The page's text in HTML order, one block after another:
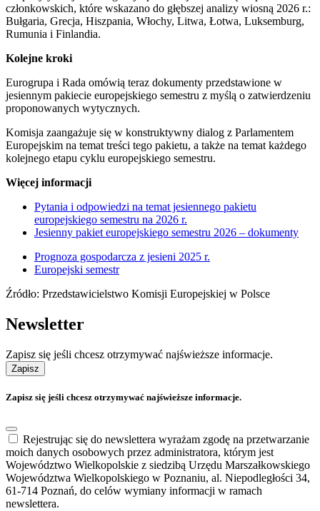
członkowskich, które wskazano do głębszej analizy wiosną 2026 r.:
Bułgaria, Grecja, Hiszpania, Włochy, Litwa, Łotwa, Luksemburg,
Rumunia i Finlandia.
Kolejne kroki
Eurogrupa i Rada omówią teraz dokumenty przedstawione w
jesiennym pakiecie europejskiego semestru z myślą o zatwierdzeniu
proponowanych wytycznych.
Komisja zaangażuje się w konstruktywny dialog z Parlamentem
Europejskim na temat treści tego pakietu, a także na temat każdego
kolejnego etapu cyklu europejskiego semestru.
Więcej informacji
Pytania i odpowiedzi na temat jesiennego pakietu
europejskiego semestru na 2026 r.
Jesienny pakiet europejskiego semestru 2026 – dokumenty
Prognoza gospodarcza z jesieni 2025 r.
Europejski semestr
Źródło: Przedstawicielstwo Komisji Europejskiej w Polsce
Newsletter
Zapisz się jeśli chcesz otrzymywać najświeższe informacje.
Zapisz
Zapisz się jeśli chcesz otrzymywać najświeższe informacje.
Rejestrując się do newslettera wyrażam zgodę na przetwarzanie
moich danych osobowych przez administratora, którym jest
Województwo Wielkopolskie z siedzibą Urzędu Marszałkowskiego
Województwa Wielkopolskiego w Poznaniu, al. Niepodległości 34,
61-714 Poznań, do celów wymiany informacji w ramach
newslettera.